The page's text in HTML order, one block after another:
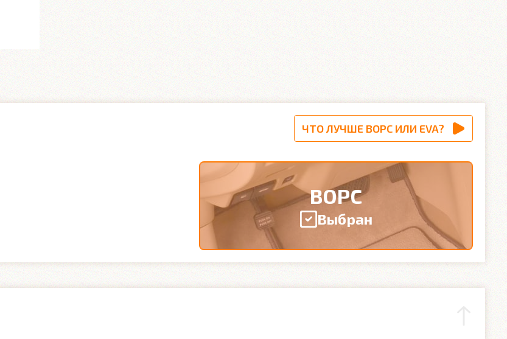
ЧТО ЛУЧШЕ ВОРС ИЛИ EVA?
ВОРС
Выбран